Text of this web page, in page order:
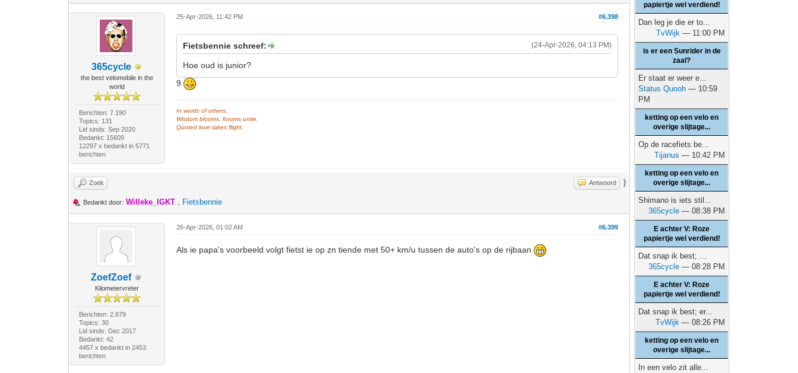
365cycle
the best velomobile in the
world
Berichten: 7.190
Topics: 131
Lid sinds: Sep 2020
Bedankt: 15609
12297 x bedankt in 5771
berichten
#6.398
25-Apr-2026, 11:42 PM
(24-Apr-2026, 04:13 PM)
Fietsbennie schreef:
Hoe oud is junior?
9
In words of others,
Wisdom blooms, forums unite,
Quoted love takes flight.
Zoek Antwoord }
Bedankt door: Willeke_IGKT , Fietsbennie
ZoefZoef
Kilometervreter
Berichten: 2.879
Topics: 30
Lid sinds: Dec 2017
Bedankt: 42
4457 x bedankt in 2453
berichten
#6.399
26-Apr-2026, 01:02 AM
Als ie papa's voorbeeld volgt fietst ie op zn tiende met 50+ km/u tussen de auto's op de rijbaan
papiertje wel verdiend!
Dan leg je die er to...
TvWijk — 11:00 PM
is er een Sunrider in de
zaal?
Er staat er weer e...
Status Quooh — 10:59
PM
ketting op een velo en
overige slijtage...
Op de racefiets be...
Tijanus — 10:42 PM
ketting op een velo en
overige slijtage...
Shimano is iets stil...
365cycle — 08:38 PM
E achter V: Roze
papiertje wel verdiend!
Dat snap ik best; ...
365cycle — 08:28 PM
E achter V: Roze
papiertje wel verdiend!
Dat snap ik best; er...
TvWijk — 08:26 PM
ketting op een velo en
overige slijtage...
In een velo zit alle...